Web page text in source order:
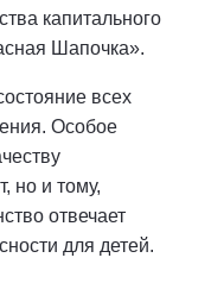
капитального
Шапочка».
всех
Особое
но и тому,
отвечает
для детей.